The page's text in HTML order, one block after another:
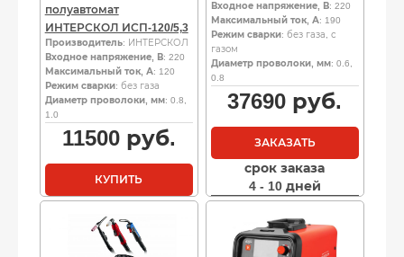
полуавтомат
ИНТЕРСКОЛ ИСП-120/5,3
Производитель: ИНТЕРСКОЛ
Входное напряжение, В: 220
Максимальный ток, А: 120
Режим сварки: без газа
Диаметр проволоки, мм: 0.8,
1.0
11500руб.
КУПИТЬ
Входное напряжение, В: 220
Максимальный ток, А: 190
Режим сварки: без газа, с
газом
Диаметр проволоки, мм: 0.6,
0.8
37690 руб.
ЗАКАЗАТЬ
срок заказа
4 - 10 дней